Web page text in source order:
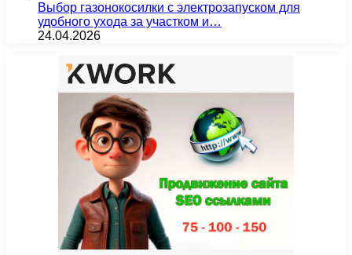
Выбор газонокосилки с электрозапуском для
удобного ухода за участком и…
24.04.2026